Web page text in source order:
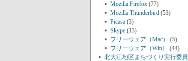
Mozilla Firefox (77)
Mozilla Thunderbird (53)
Picasa (3)
Skype (13)
フリーウェア（Mac）
(5)
フリーウェア（Win）
(44)
北大江地区まちづくり実行委員